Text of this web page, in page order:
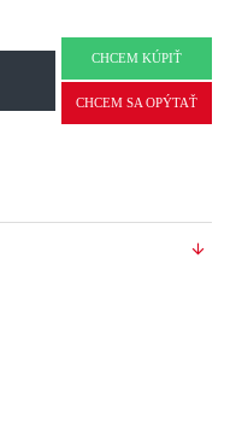
CHCEM KÚPIŤ
CHCEM SA OPÝTAŤ